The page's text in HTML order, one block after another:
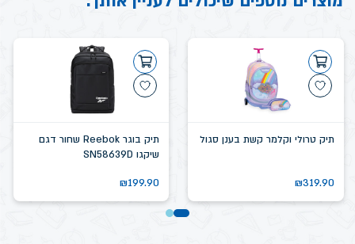
תיק טרולי וקלמר קשת בענן סגול
₪319.90
תיק בוגר Reebok שחור דגם
שיקגו SN58639D
₪199.90